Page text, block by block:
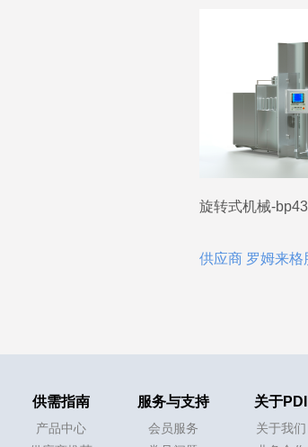
旋转式机械-
供应商 罗姆来格
供需指南
产品中心
服务与支持
会员服务
关于PDI
关于我们